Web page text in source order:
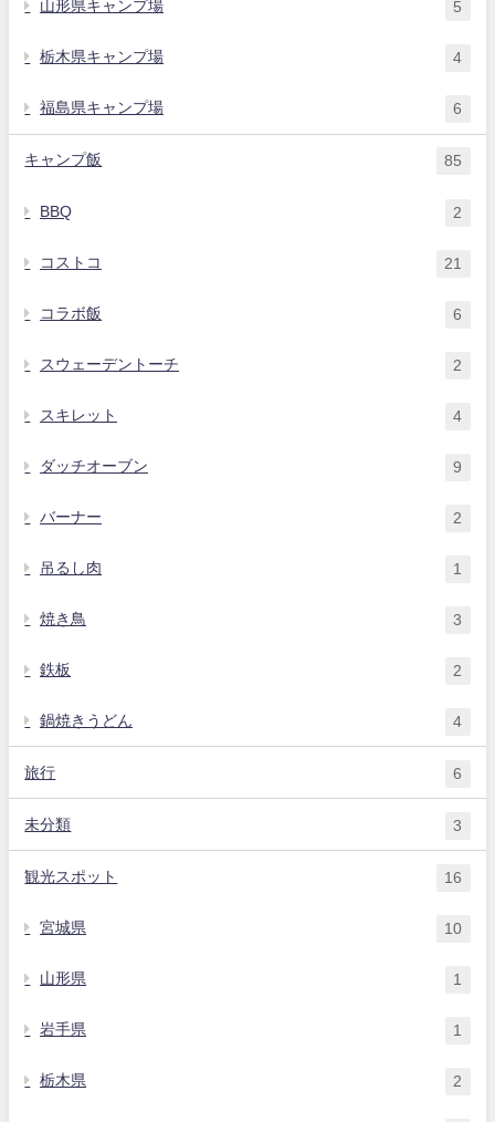
山形県キャンプ場 5
栃木県キャンプ場 4
福島県キャンプ場 6
キャンプ飯 85
BBQ 2
コストコ 21
コラボ飯 6
スウェーデントーチ 2
スキレット 4
ダッチオーブン 9
バーナー 2
吊るし肉 1
焼き鳥 3
鉄板 2
鍋焼きうどん 4
旅行 6
未分類 3
観光スポット 16
宮城県 10
山形県 1
岩手県 1
栃木県 2